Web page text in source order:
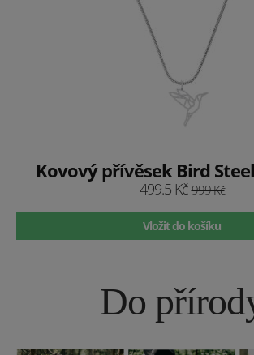
Kovový přívěsek Bird
499.5 Kč999 Kč
Vložit do košíku
Do